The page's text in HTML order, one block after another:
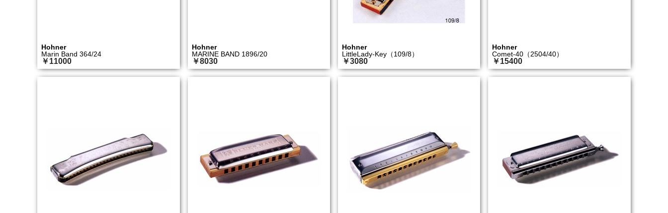
Hohner
Marin Band 364/24
￥11000
Hohner
MARINE BAND 1896/20
￥8030
Hohner
LittleLady-Key（109/8）
￥3080
Hohner
Comet-40（2504/40）
￥15400